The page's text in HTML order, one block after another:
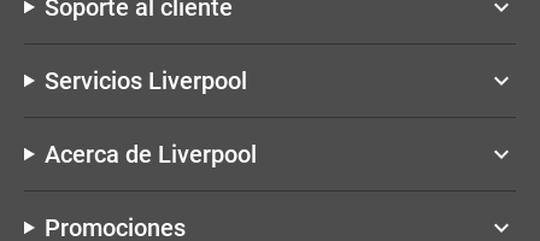
Soporte al cliente keyboard_arrow_down
Servicios Liverpool keyboard_arrow_down
Acerca de Liverpool keyboard_arrow_down
Promociones keyboard_arrow_down